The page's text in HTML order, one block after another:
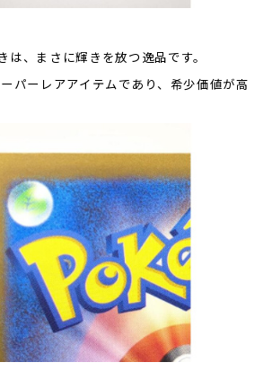
は、まさに輝きを放つ逸品です。
パーレアアイテムであり、希少価値が高